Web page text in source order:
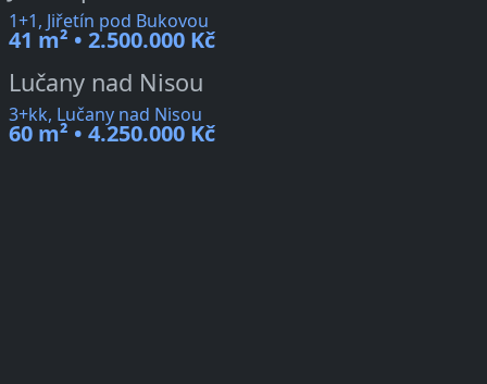
1+1, Jiřetín pod Bukovou
41 m² • 2.500.000 Kč
Lučany nad Nisou
3+kk, Lučany nad Nisou
60 m² • 4.250.000 Kč